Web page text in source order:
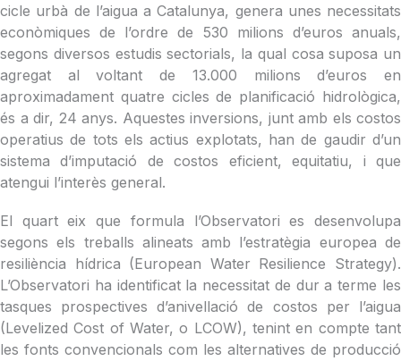
cicle urbà de l’aigua a Catalunya, genera unes necessitats
econòmiques de l’ordre de 530 milions d’euros anuals,
segons diversos estudis sectorials, la qual cosa suposa un
agregat al voltant de 13.000 milions d’euros en
aproximadament quatre cicles de planificació hidrològica,
és a dir, 24 anys. Aquestes inversions, junt amb els costos
operatius de tots els actius explotats, han de gaudir d’un
sistema d’imputació de costos eficient, equitatiu, i que
atengui l’interès general.
El quart eix que formula l’Observatori es desenvolupa
segons els treballs alineats amb l’estratègia europea de
resiliència hídrica (European Water Resilience Strategy).
L’Observatori ha identificat la necessitat de dur a terme les
tasques prospectives d’anivellació de costos per l’aigua
(Levelized Cost of Water, o LCOW), tenint en compte tant
les fonts convencionals com les alternatives de producció